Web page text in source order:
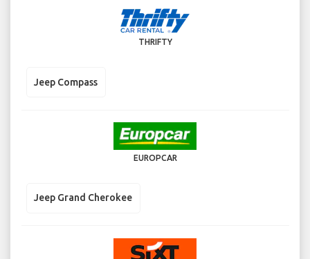
THRIFTY
Jeep Compass
EUROPCAR
Jeep Grand Cherokee